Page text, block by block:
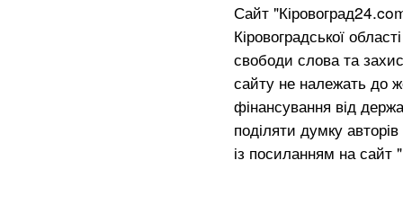
Сайт
Кіровоградської
свободи слова та
сайту не належать до
фінансування від
поділяти думку
із посиланням на сайт